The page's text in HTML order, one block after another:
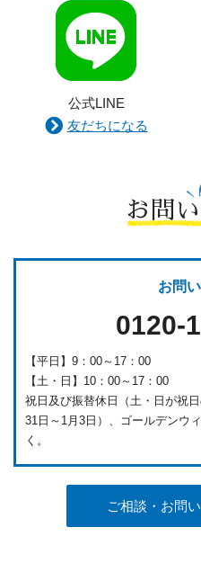
公式LINE
友だちになる
お問
お問
0120-
【平日】9：00～17：00
【土・日】10：00～17：00
祝日及び振替休日（土・日が祝
31日～1月3日）、ゴールデンウ
く。
ご相談・お問